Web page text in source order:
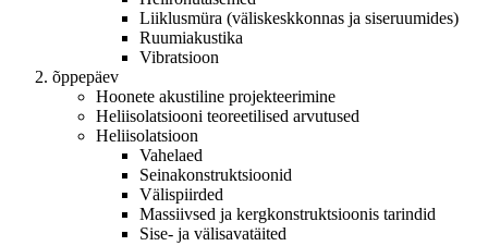
Liiklusmüra (väliskeskkonnas ja siseruumides)
Ruumiakustika
Vibratsioon
õppepäev
Hoonete akustiline projekteerimine
Heliisolatsiooni teoreetilised arvutused
Heliisolatsioon
Vahelaed
Seinakonstruktsioonid
Välispiirded
Massiivsed ja kergkonstruktsioonis tarindid
Sise- ja välisavatäited